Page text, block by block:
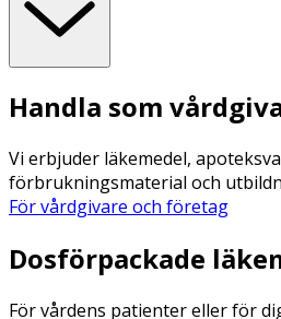
Handla som
Vi erbjuder läkemedel,
förbrukningsmaterial och
För vårdgivare och företag
Dosförpackade
För vårdens patienter eller för